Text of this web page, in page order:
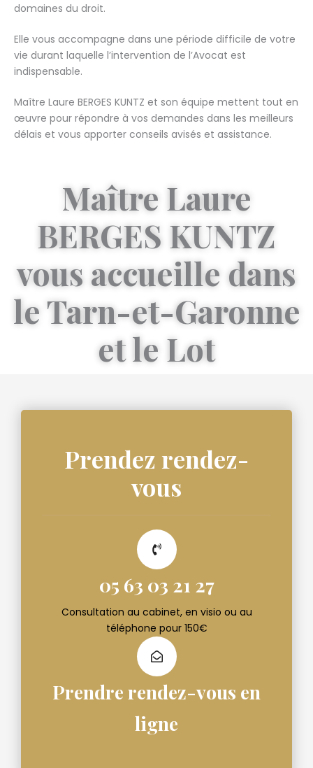
domaines du droit.
Elle vous accompagne dans une période difficile de votre
vie durant laquelle l’intervention de l’Avocat est
indispensable.
Maître Laure BERGES KUNTZ et son équipe mettent tout en
œuvre pour répondre à vos demandes dans les meilleurs
délais et vous apporter conseils avisés et assistance.
Maître Laure
BERGES KUNTZ
vous accueille dans
le Tarn-et-Garonne
et le Lot
Prendez rendez-
vous
05 63 03 21 27
Consultation au cabinet, en visio ou au
téléphone pour 150€
Prendre rendez-vous en
ligne